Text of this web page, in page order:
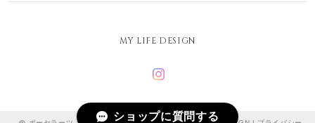
MY LIFE DESIGN
ショップに質問する